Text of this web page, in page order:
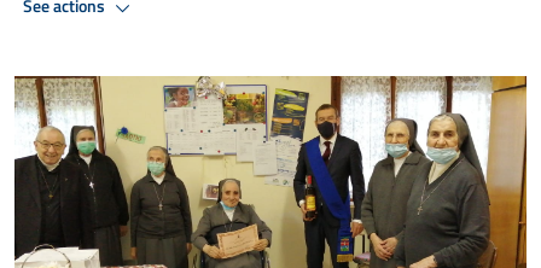
See actions